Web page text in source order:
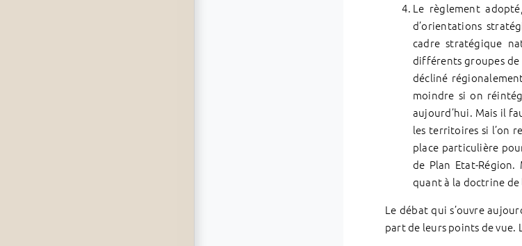
Le règlement
d’orientations
cadre stratégique
différents groupes de
décliné
moindre si on
aujourd’hui. Mais il
les territoires si l’on
place particulière
de Plan Etat-Région.
quant à la doctrine de
Le débat qui s’ouvre
part de leurs points de vue.